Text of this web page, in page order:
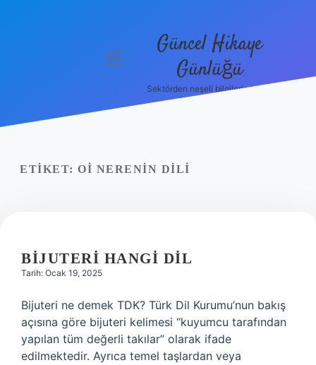
menüyü
Güncel Hikaye
Günlüğü
Sektörden neşeli bilgilerle tanış!
ETIKET: OI NERENIN DILI
BIJUTERI HANGI DIL
Tarih: Ocak 19, 2025
Bijuteri ne demek TDK? Türk Dil Kurumu’nun bakış
açısına göre bijuteri kelimesi “kuyumcu tarafından
yapılan tüm değerli takılar” olarak ifade
edilmektedir. Ayrıca temel taşlardan veya